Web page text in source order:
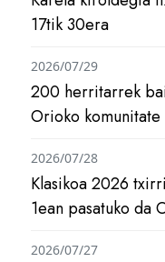
17tik 30era
200 herritarrek
Orioko
2026/07/29
Klasikoa 2026
1ean pasatuko da
2026/07/28
2026/07/27